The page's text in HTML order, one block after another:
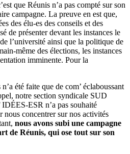
que Réunis n’a pas compté sur son
campagne. La preuve en est que,
des élu-es des conseils et des
de présenter devant les instances le
l’université ainsi que la politique de
même des élections, les instances
imminente. Pour la
été faite que de com’ éclaboussant
notre section syndicale SUD
ESR n’a pas souhaité
nous concentrer sur nos activités
nous avons subi une campagne
de Réunis, qui ose tout sur son